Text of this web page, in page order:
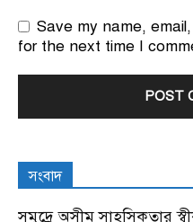
Save my name,
for the next time I
সংবাদ
সমুদ্রে অসীম সাহসিকতার